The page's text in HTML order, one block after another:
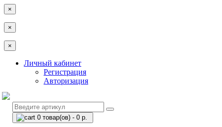
×
×
×
Личный кабинет
Регистрация
Авторизация
0 товар(ов) - 0 р.